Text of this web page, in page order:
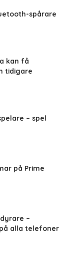
spårare
kan få
tidigare
– spel
på Prime
–
alla telefoner